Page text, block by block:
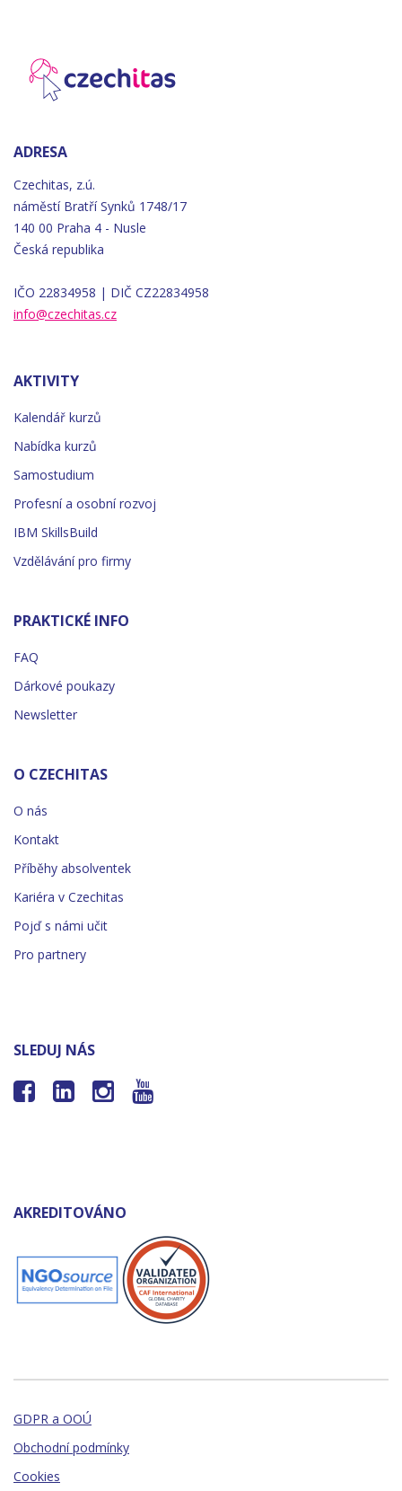
ADRESA
Czechitas, z.ú.
náměstí Bratří Synků 1748/17
140 00 Praha 4 - Nusle
Česká republika
IČO 22834958 | DIČ CZ22834958
info@czechitas.cz
AKTIVITY
Kalendář kurzů
Nabídka kurzů
Samostudium
Profesní a osobní rozvoj
IBM SkillsBuild
Vzdělávání pro firmy
PRAKTICKÉ INFO
FAQ
Dárkové poukazy
Newsletter
O CZECHITAS
O nás
Kontakt
Příběhy absolventek
Kariéra v Czechitas
Pojď s námi učit
Pro partnery
SLEDUJ NÁS
   
AKREDITOVÁNO
GDPR a OOÚ
Obchodní podmínky
Cookies